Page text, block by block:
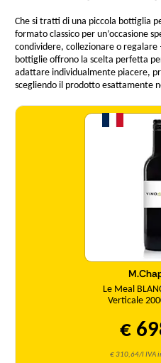
Che si tratti di una piccola bottiglia
formato classico per un’occasione
condividere, collezionare o regalare
bottiglie offrono la scelta perfetta
adattare individualmente piacere,
scegliendo il prodotto esattamente
Le Meal
Verticale
€
€ 310,64/l IVA